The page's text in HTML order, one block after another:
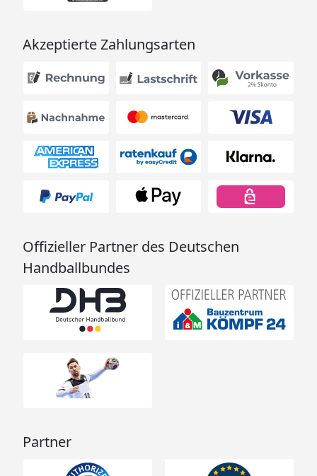
Akzeptierte Zahlungsarten
Offizieller Partner des Deutschen
Handballbundes
Partner